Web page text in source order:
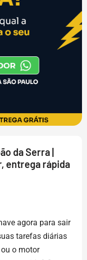
da Serra |
entrega rápida
agora para sair
tarefas diárias
o motor